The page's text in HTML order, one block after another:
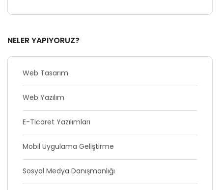
NELER YAPIYORUZ?
Web Tasarım
Web Yazılım
E-Ticaret Yazılımları
Mobil Uygulama Geliştirme
Sosyal Medya Danışmanlığı